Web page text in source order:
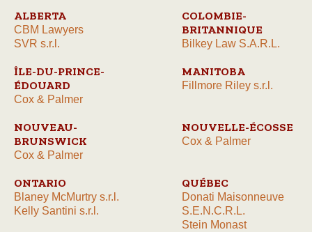
ALBERTA
CBM Lawyers
SVR s.r.l.
COLOMBIE-
BRITANNIQUE
Bilkey Law S.A.R.L.
ÎLE-DU-PRINCE-
ÉDOUARD
Cox & Palmer
MANITOBA
Fillmore Riley s.r.l.
NOUVEAU-
BRUNSWICK
Cox & Palmer
NOUVELLE-ÉCOSSE
Cox & Palmer
ONTARIO
Blaney McMurtry s.r.l.
Kelly Santini s.r.l.
QUÉBEC
Donati Maisonneuve
S.E.N.C.R.L.
Stein Monast